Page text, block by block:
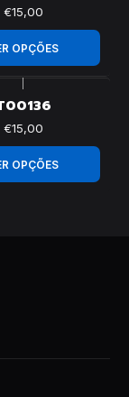
€15,00
OPÇÕES
€15,00
OPÇÕES